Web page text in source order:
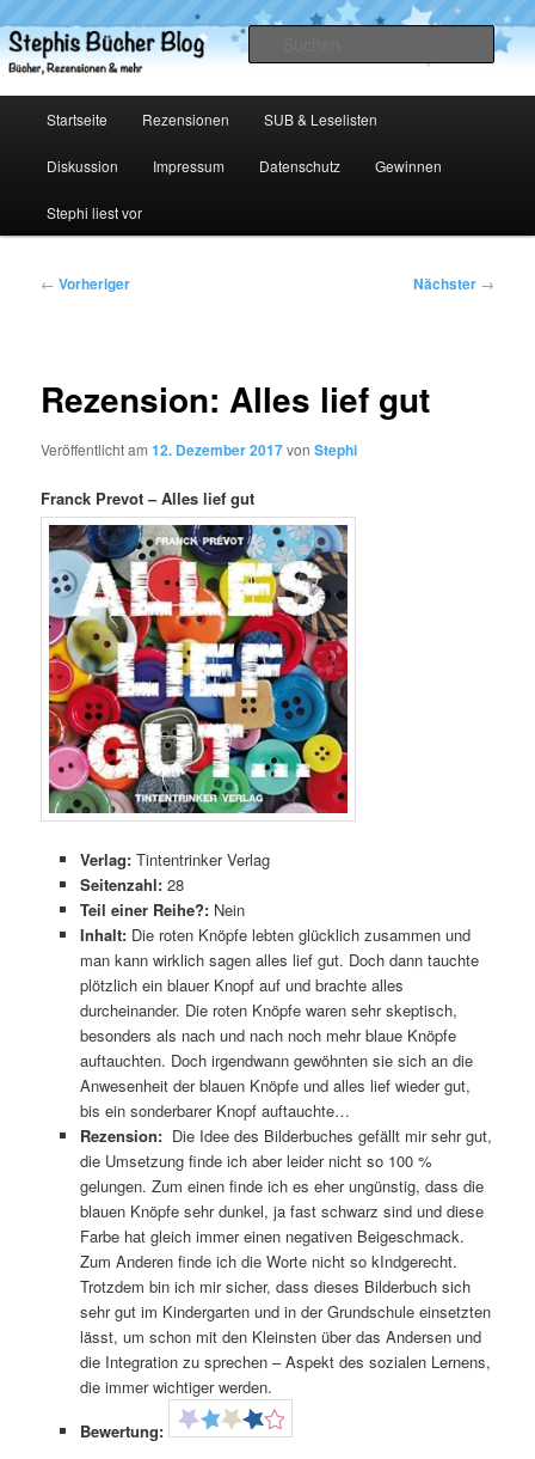
primären
Inhalt
Stephis Bücher Blog
Startseite Rezensionen SUB & Leselisten
Diskussion Impressum Datenschutz Gewinnen
Stephi liest vor
Beitragsnavigation
← Vorheriger Nächster →
Rezension: Alles lief gut
Veröffentlicht am12. Dezember 2017vonStephi
Franck Prevot – Alles lief gut
Verlag: Tintentrinker Verlag
Seitenzahl:28
Teil einer Reihe?: Nein
Inhalt: Die roten Knöpfe lebten glücklich zusammen und
man kann wirklich sagen alles lief gut. Doch dann tauchte
plötzlich ein blauer Knopf auf und brachte alles
durcheinander. Die roten Knöpfe waren sehr skeptisch,
besonders als nach und nach noch mehr blaue Knöpfe
auftauchten. Doch irgendwann gewöhnten sie sich an die
Anwesenheit der blauen Knöpfe und alles lief wieder gut,
bis ein sonderbarer Knopf auftauchte…
Rezension: Die Idee des Bilderbuches gefällt mir sehr gut,
die Umsetzung finde ich aber leider nicht so 100 %
gelungen. Zum einen finde ich es eher ungünstig, dass die
blauen Knöpfe sehr dunkel, ja fast schwarz sind und diese
Farbe hat gleich immer einen negativen Beigeschmack.
Zum Anderen finde ich die Worte nicht so kIndgerecht.
Trotzdem bin ich mir sicher, dass dieses Bilderbuch sich
sehr gut im Kindergarten und in der Grundschule einsetzten
lässt, um schon mit den Kleinsten über das Andersen und
die Integration zu sprechen – Aspekt des sozialen Lernens,
die immer wichtiger werden.
Bewertung: